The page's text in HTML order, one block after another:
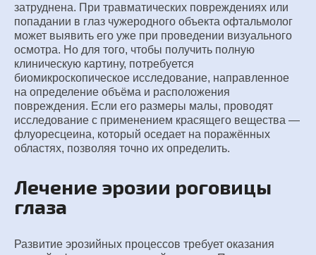
затруднена. При травматических повреждениях или
попадании в глаз чужеродного объекта офтальмолог
может выявить его уже при проведении визуального
осмотра. Но для того, чтобы получить полную
клиническую картину, потребуется
биомикроскопическое исследование, направленное
на определение объёма и расположения
повреждения. Если его размеры малы, проводят
исследование с применением красящего вещества —
флуоресцеина, который оседает на поражённых
областях, позволяя точно их определить.
Лечение эрозии роговицы
глаза
Развитие эрозийных процессов требует оказания